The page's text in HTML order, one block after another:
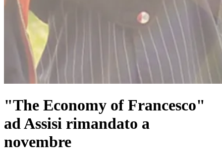
"The Economy of Francesco"
ad Assisi rimandato a
novembre